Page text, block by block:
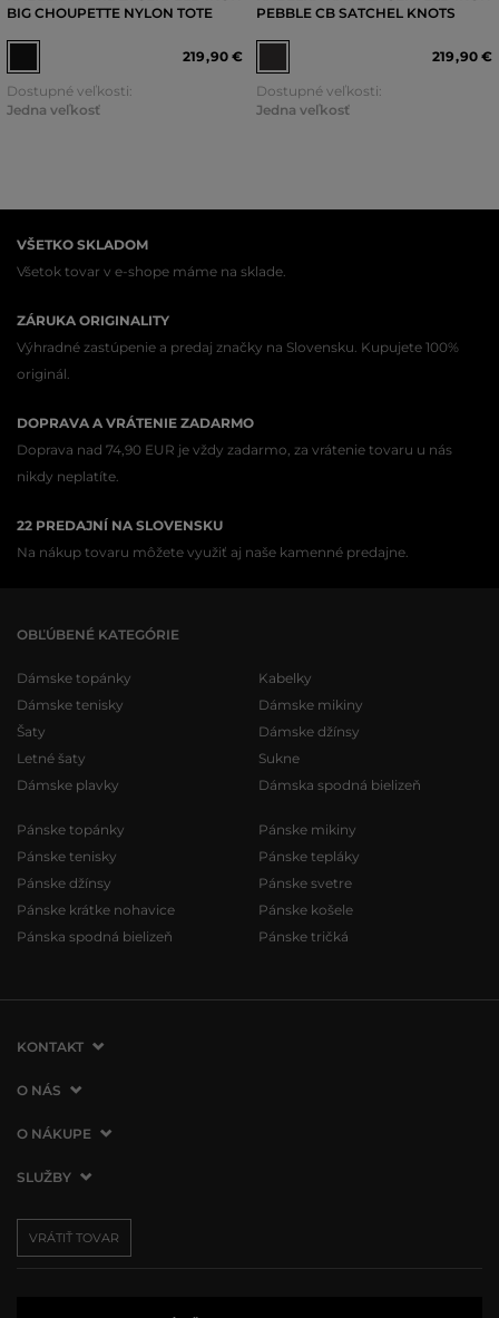
BIG CHOUPETTE NYLON TOTE
219,90 €
Dostupné veľkosti:
Jedna veľkosť
PEBBLE CB SATCHEL KNOTS
219,90 €
Dostupné veľkosti:
Jedna veľkosť
VŠETKO SKLADOM
Všetok tovar v e-shope máme na sklade.
ZÁRUKA ORIGINALITY
Výhradné zastúpenie a predaj značky na Slovensku. Kupujete 100%
originál.
DOPRAVA A VRÁTENIE ZADARMO
Doprava nad 74,90 EUR je vždy zadarmo, za vrátenie tovaru u nás
nikdy neplatíte.
22 PREDAJNÍ NA SLOVENSKU
Na nákup tovaru môžete využiť aj naše kamenné predajne.
OBĽÚBENÉ KATEGÓRIE
Dámske topánky
Dámske tenisky
Šaty
Letné šaty
Dámske plavky
Kabelky
Dámske mikiny
Dámske džínsy
Sukne
Dámska spodná bielizeň
Pánske topánky
Pánske tenisky
Pánske džínsy
Pánske krátke nohavice
Pánska spodná bielizeň
Pánske mikiny
Pánske tepláky
Pánske svetre
Pánske košele
Pánske tričká
KONTAKT
VERMONT Services Slovakia s. r. o.
821 07 Bratislava
Slovenská republika
info@vermont.sk
O NÁS
O spoločnosti
Naše predajne
Presscentrum
O NÁKUPE
Ako nakupovať
Vrátenie tovaru
Reklamácie
SLUŽBY
Doprava a platba
Darčekové poukážky
VRÁTIŤ TOVAR